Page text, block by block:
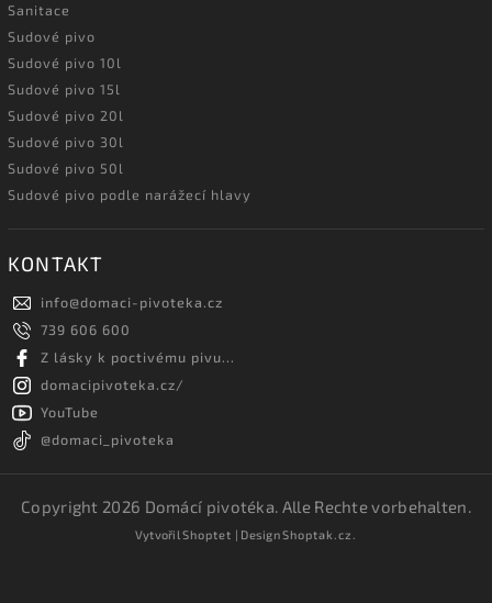
Sanitace
Sudové pivo
Sudové pivo 10l
Sudové pivo 15l
Sudové pivo 20l
Sudové pivo 30l
Sudové pivo 50l
Sudové pivo podle narážecí hlavy
KONTAKT
info@domaci-pivoteka.cz
739 606 600
Z lásky k poctivému pivu...
domacipivoteka.cz/
YouTube
@domaci_pivoteka
Copyright 2026 Domácí pivotéka. Alle Rechte vorbehalten.
VytvořilShoptet | DesignShoptak.cz.